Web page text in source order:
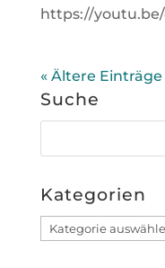
https://youtu.be/
« Ältere Einträge
Suche
Kategorien
Kategorien